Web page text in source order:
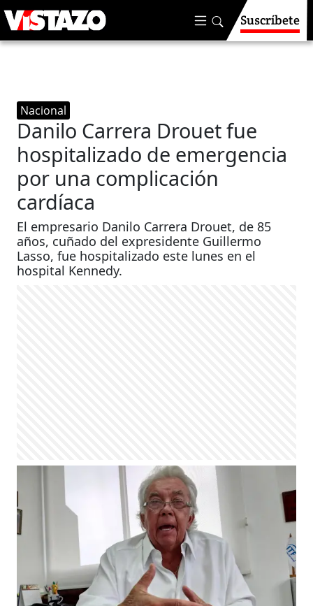
Suscríbete
Nacional
Danilo Carrera Drouet fue
hospitalizado de emergencia
por una complicación
cardíaca
El empresario Danilo Carrera Drouet, de 85
años, cuñado del expresidente Guillermo
Lasso, fue hospitalizado este lunes en el
hospital Kennedy.